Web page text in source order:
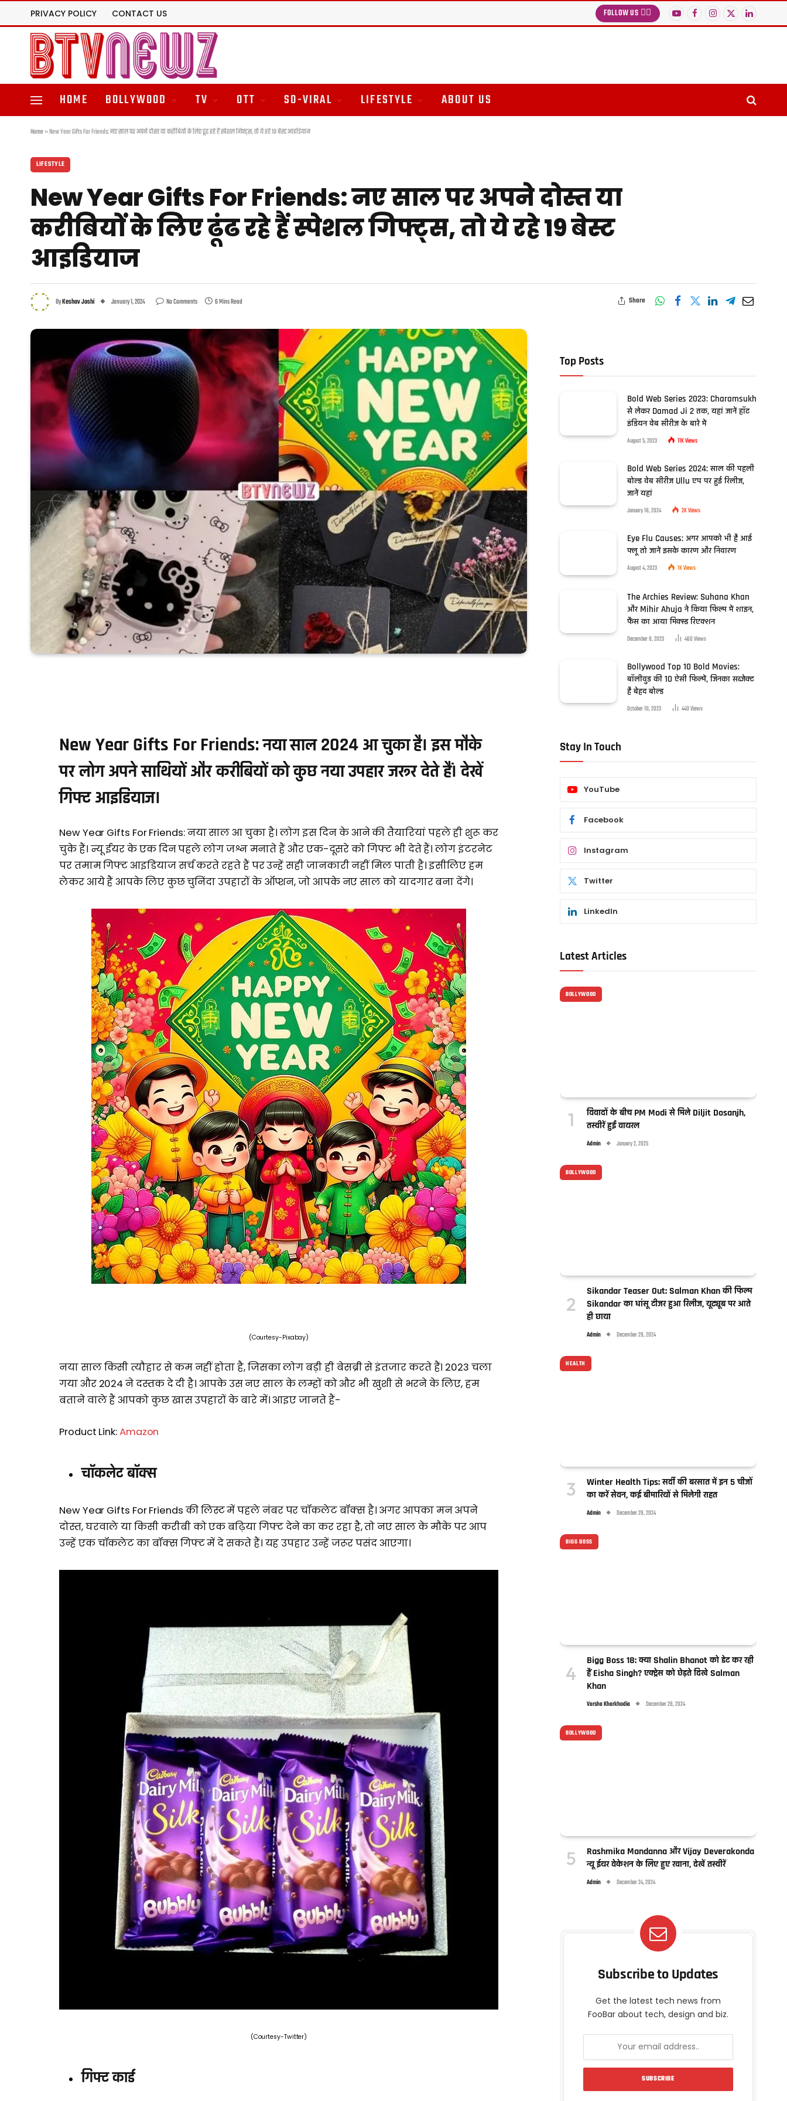
PRIVACY POLICY CONTACT US FOLLOW US 👉🏻 YouTubeFacebook
Instagram
X
(Twitter)
LinkedIn
HOME BOLLYWOOD TV OTT SO-VIRAL LIFESTYLE ABOUT US
Home»New Year Gifts For Friends: नए साल पर अपने दोस्त या करीबियों के लिए ढूंढ रहे हैं स्पेशल गिफ्ट्स, तो ये रहे 19 बेस्ट आइडियाज
LIFESTYLE
New Year Gifts For Friends: नए साल पर अपने दोस्त या
करीबियों के लिए ढूंढ रहे हैं स्पेशल गिफ्ट्स, तो ये रहे 19 बेस्ट
आइडियाज
ByKeshav Joshi January 1, 2024 No Comments 6 Mins Read Share
New Year Gifts For Friends: नया साल 2024 आ चुका है। इस मौके
पर लोग अपने साथियों और करीबियों को कुछ नया उपहार जरूर देते हैं। देखें
गिफ्ट आइडियाज।
New Year Gifts For Friends: नया साल आ चुका है। लोग इस दिन के आने की तैयारियां पहले ही शुरू कर
चुके हैं। न्यू ईयर के एक दिन पहले लोग जश्न मनाते हैं और एक-दूसरे को गिफ्ट भी देते हैं। लोग इंटरनेट
पर तमाम गिफ्ट आइडियाज सर्च करते रहते हैं पर उन्हें सही जानकारी नहीं मिल पाती है। इसीलिए हम
लेकर आये हैं आपके लिए कुछ चुनिंदा उपहारों के ऑप्शन, जो आपके नए साल को यादगार बना देंगे।
(Courtesy-Pixabay)
नया साल किसी त्यौहार से कम नहीं होता है, जिसका लोग बड़ी ही बेसब्री से इंतजार करते हैं। 2023 चला
गया और 2024 ने दस्तक दे दी है। आपके उस नए साल के लम्हों को और भी खुशी से भरने के लिए, हम
बताने वाले हैं आपको कुछ खास उपहारों के बारे में। आइए जानते हैं-
Product Link:Amazon
चॉकलेट बॉक्स
New Year Gifts For Friends की लिस्ट में पहले नंबर पर चॉकलेट बॉक्स है। अगर आपका मन अपने
दोस्त, घरवाले या किसी करीबी को एक बढ़िया गिफ्ट देने का कर रहा है, तो नए साल के मौके पर आप
उन्हें एक चॉकलेट का बॉक्स गिफ्ट में दे सकते हैं। यह उपहार उन्हें जरूर पसंद आएगा।
(Courtesy-Twitter)
गिफ्ट कार्ड
Top Posts
Bold Web Series 2023: Charamsukh
से लेकर Damad Ji 2 तक, यहां जानें हॉट
इंडियन वेब सीरीज के बारे में
August 5, 2023 11KViews
Bold Web Series 2024: साल की पहली
बोल्ड वेब सीरीज Ullu एप पर हुई रिलीज,
जानें यहां
January 18, 2024 2KViews
Eye Flu Causes: अगर आपको भी है आई
फ्लू तो जानें इसके कारण और निवारण
August 4, 2023 1KViews
The Archies Review: Suhana Khan
और Mihir Ahuja ने किया फिल्म में शाइन,
फैंस का आया मिक्स्ड रिएक्शन
December 8, 2023 460Views
Bollywood Top 10 Bold Movies:
बॉलीवुड की 10 ऐसी फिल्में, जिनका सब्जेक्ट
है बेहद बोल्ड
October 10, 2023 440Views
Stay In Touch
YouTube
Facebook
Instagram
Twitter
LinkedIn
Latest Articles
BOLLYWOOD
विवादों के बीच PM Modi से मिले Diljit Dosanjh,
तस्वीरें हुईं वायरल
Admin January 2, 2025
BOLLYWOOD
Sikandar Teaser Out: Salman Khan की फिल्म
Sikandar का धांसू टीजर हुआ रिलीज, यूट्यूब पर आते
ही छाया
Admin December 29, 2024
HEALTH
Winter Health Tips: सर्दी की बरसात में इन 5 चीजों
का करें सेवन, कई बीमारियों से मिलेगी राहत
Admin December 29, 2024
BIGG BOSS
Bigg Boss 18: क्या Shalin Bhanot को डेट कर रही
हैं Eisha Singh? एक्ट्रेस को छेड़ते दिखे Salman
Khan
Varsha Kharkhodia December 28, 2024
BOLLYWOOD
Rashmika Mandanna और Vijay Deverakonda
न्यू ईयर वेकेशन के लिए हुए रवाना, देखें तस्वीरें
Admin December 24, 2024
Subscribe to Updates
Get the latest tech news from
FooBar about tech, design and biz.